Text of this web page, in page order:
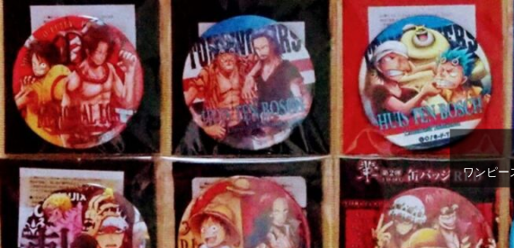
Skip to content
ワンピ